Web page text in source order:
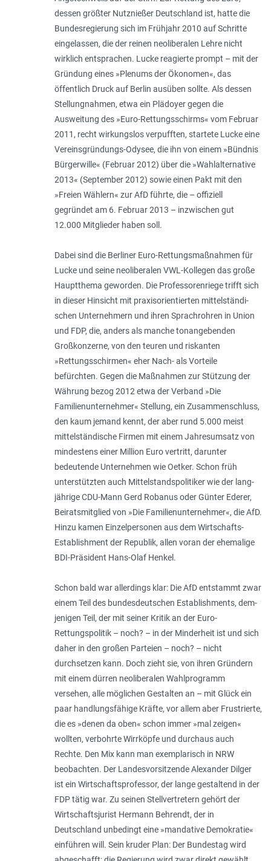
dessen größter Nutz­nießer Deutschland ist, hatte die
Bundesregierung sich im Frühjahr 2010 auf Schritte
eingelassen, die der rei­nen neoliberalen Lehre nicht
wirklich ent­sprachen. Lucke reagierte prompt – mit der
Gründung eines »Plenums der Öko­nomen«, das
öffentlich Druck auf Berlin ausüben sollte. Als dessen
Stellungnahmen, etwa ein Plädoyer gegen die
Ausweitung des »Euro-Rettungs­schirms« vom Februar
2011, recht wirkungslos verpufften, startete Lucke eine
Vereinsgründungs-Odysee, die ihn von einem »Bündnis
Bürgerwille« (Februar 2012) über die »Wahl­alter­native
2013« (September 2012) sowie einen Pakt mit den
»Freien Wählern« zur AfD führte, die – offi­ziell
gegründet am 6. Februar 2013 – inzwischen gut
12.000 Mitglieder haben soll.
Dabei sind die Berliner Euro-Rettungsmaßnahmen für
Lucke und seine neoliberalen VWL-Kollegen das große
Hauptthema geworden. Die Professo­renriege trifft sich
in dieser Hinsicht mit praxisorientierten mittelständi­
schen Unternehmern und ihren Sprach­rohren in Union
und FDP, die, anders als manche tonangebenden
Großkonzerne, von den teuren und riskanten
»Rettungsschirmen« eher Nach- als Vorteile
befürchten. Gegen die Maßnahmen zur Stützung der
Währung bezog 2012 etwa der Verband »Die
Familienunternehmer« Stellung, ein Zusammenschluss,
den kaum jemand kennt, der aber rund 5.000 meist
mittelständische Firmen mit einem Jahresumsatz von
mindestens einer Million Euro vertritt, darunter
bedeutende Unternehmen wie Oetker. Schon früh
unterstützten auch Mittelstandspolitiker wie der lang­
jährige CDU-Mann Gerd Robanus oder Günter Ederer,
Beiratsmitglied von »Die Familienunternehmer«, die AfD.
Hinzu kamen Einzelpersonen aus dem Wirt­schafts-
Establishment der Republik, allen voran der ehemalige
BDI-Präsident Hans-Olaf Henkel.
Schon bald war allerdings klar: Die AfD entstammt zwar
einem Teil des bundesdeutschen Establishments, dem­­
jenigen Teil, der mit seiner Kritik an der Euro-
Rettungspolitik – noch? – in der Minderheit ist und sich
daher in den großen Parteien – noch? – nicht
durchsetzen kann. Doch zieht sie, von ihren Gründern
mit einem dürren neo­liberalen Wahlprogramm
versehen, alle möglichen Gestalten an – mit Glück ein
paar handlungsfähige Kräfte, vor allem aber Frustrierte,
die es »denen da oben« schon immer »mal zeigen«
wollten, verbohrte Wirrköpfe und durchaus auch
Rechte. Den Mix kann man exemplarisch in NRW
beobachten. Der Landesvorsitzende Alexander Dilger
ist ein Wirtschaftsprofessor, der lange gestaltend in der
FDP tätig war. Zu seinen Stellvertretern gehört der
Wirtschaftsjurist Hermann Behrendt, der in
Deutschland unbedingt eine »mandative Demokratie«
einführen will. Sein kruder Plan: Der Bundestag wird